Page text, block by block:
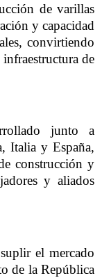
de varillas
y capacidad
convirtiendo
de
junto a
Italia y España,
construcción y
y aliados
el mercado
de la República